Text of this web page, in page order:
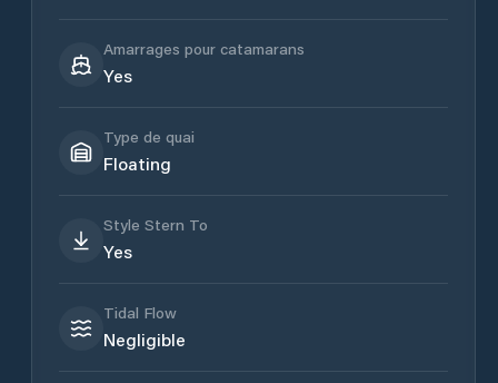
Amarrages pour catamarans
Yes
Type de quai
Floating
Style Stern To
Yes
Tidal Flow
Negligible